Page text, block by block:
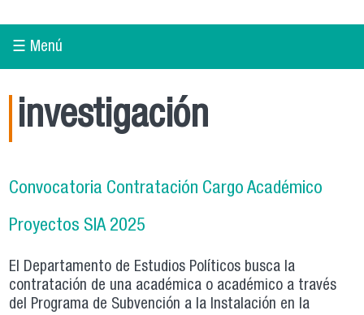
☰ Menú
investigación
Convocatoria Contratación Cargo Académico
Proyectos SIA 2025
El Departamento de Estudios Políticos busca la
contratación de una académica o académico a través
del Programa de Subvención a la Instalación en la